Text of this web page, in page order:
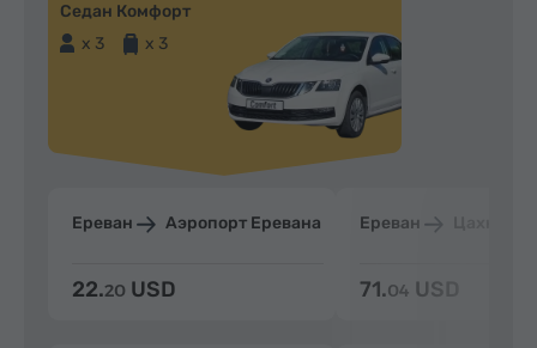
Седан Комфорт
x 3
x 3
Ереван Аэропорт Еревана
22.20 USD
Ереван
71.04 USD